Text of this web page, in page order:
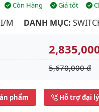
Còn Hàng Giá tốt
M DANH MỤC:
5,670,000 đ
phẩm Hỗ trợ đại lý